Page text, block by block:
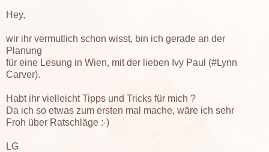
Hey,
wir ihr vermutlich schon wisst, bin ich gerade an der
Planung
für eine Lesung in Wien, mit der lieben Ivy Paul (#Lynn
Carver).
Habt ihr vielleicht Tipps und Tricks für mich ?
Da ich so etwas zum ersten mal mache, wäre ich sehr
Froh über Ratschläge :-)
LG